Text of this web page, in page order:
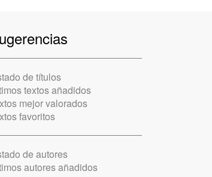
de títulos
textos añadidos
mejor valorados
favoritos
de autores
autores añadidos